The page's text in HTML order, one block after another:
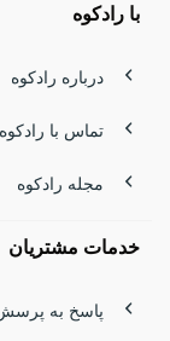
با رادکوه
درباره رادکوه
تماس با رادکوه
مجله رادکوه
خدمات مشتریان
پاسخ به